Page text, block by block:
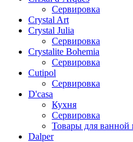
Сервировка
Crystal Art
Crystal Julia
Сервировка
Crystalite Bohemia
Сервировка
Cutipol
Сервировка
D'casa
Кухня
Сервировка
Товары для ванной
Dalper